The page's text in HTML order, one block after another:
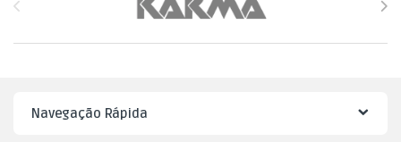
Navegação Rápida